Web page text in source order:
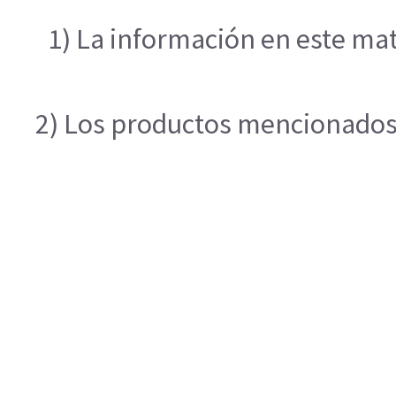
1) La información en este
2) Los productos